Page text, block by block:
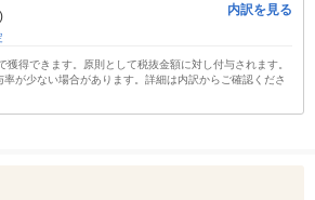
内訳を見る
獲得できます。原則として税抜金額に対し付与されます。
が少ない場合があります。詳細は内訳からご確認くださ